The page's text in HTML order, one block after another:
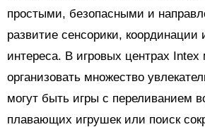
простыми, безопасными и
развитие сенсорики, координации
интереса. В игровых центрах Intex
организовать множество
могут быть игры с переливанием
плавающих игрушек или поиск